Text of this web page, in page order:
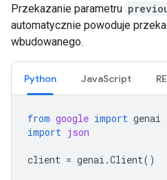
Przekazanie parametru
automatycznie powoduje
wbudowanego.
Python JavaScript
from google import genai
import json
client = genai .Client()